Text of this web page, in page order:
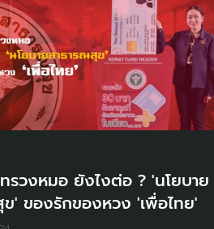
รวงหมอ ยังไงต่อ ? 'นโยบาย
' ของรักของหวง 'เพื่อไทย'